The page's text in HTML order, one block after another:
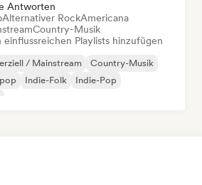
Antworten
Alternativer RockAmericana
Country-Musik
einflussreichen Playlists hinzufügen
/ Mainstream
Country-Musik
Indie-Folk
Indie-Pop